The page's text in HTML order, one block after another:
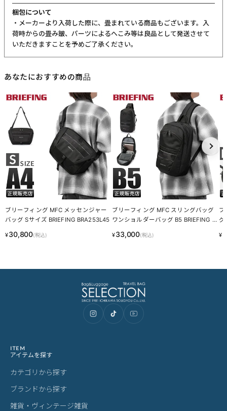
梱包について
・メーカーより入荷した際に、畳まれている商品もございます。入
荷時からの畳み皺、パーツによるへこみ等は良品として発送させて
いただきますことを予めご了承ください。
あなたにおすすめの商品
ブリーフィング MFC メッセンジャー
バッグ Sサイズ BRIEFING BRA253L45
¥30,800(税込)
ブリーフィング MFC スリングバッグ
ワンショルダーバッグ B5 BRIEFING B
¥33,000(税込)
ブ
グ
¥
ITEM
アイテムを探す
カテゴリから探す
ブランドから探す
雑貨・ヴィンテージ雑貨